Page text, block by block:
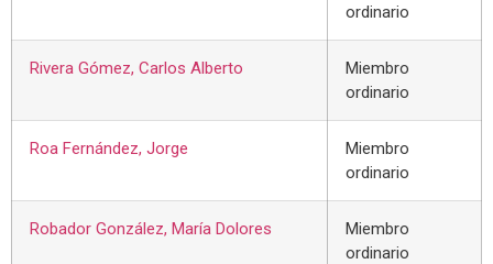
ordinario
Rivera Gómez, Carlos Alberto
Miembro
ordinario
Roa Fernández, Jorge
Miembro
ordinario
Robador González, María Dolores
Miembro
ordinario